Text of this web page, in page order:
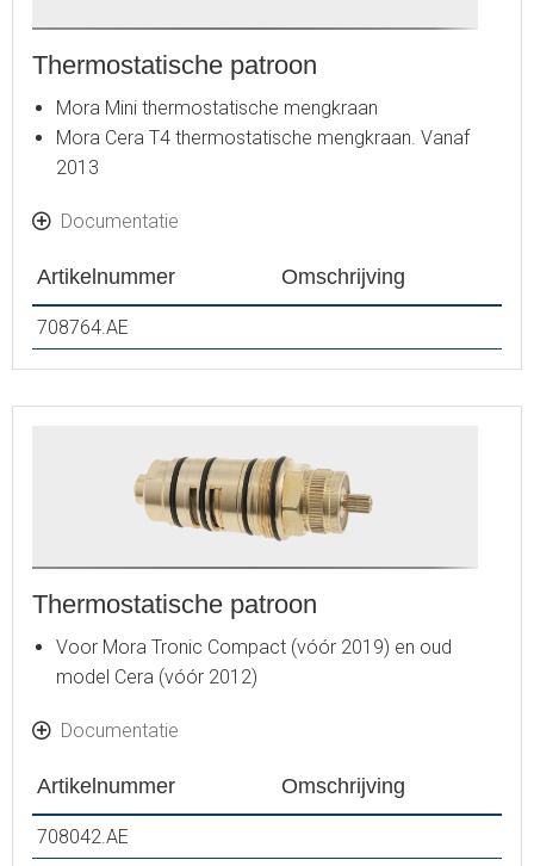
Thermostatische patroon
Mora Mini thermostatische mengkraan
Mora Cera T4 thermostatische mengkraan. Vanaf
2013
Documentatie
Artikelnummer Omschrijving
708764.AE
Thermostatische patroon
Voor Mora Tronic Compact (vóór 2019) en oud
model Cera (vóór 2012)
Documentatie
Artikelnummer Omschrijving
708042.AE